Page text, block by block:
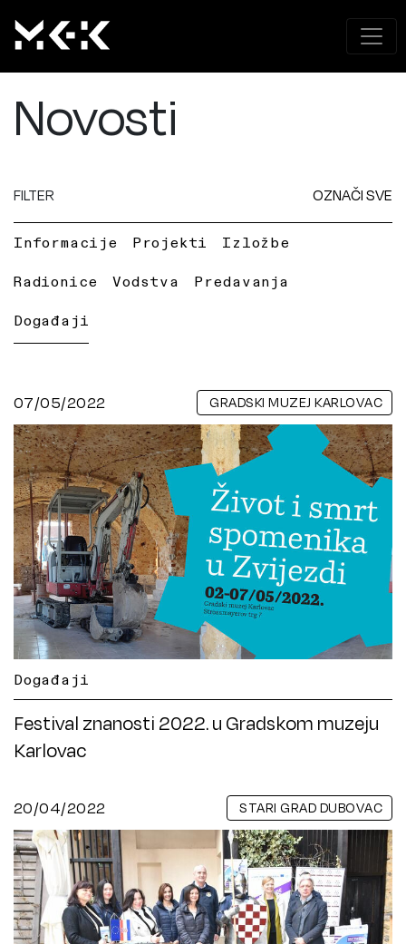
Novosti
FILTER OZNAČI SVE
Informacije Projekti Izložbe
Radionice Vodstva Predavanja
Događaji
07/05/2022 GRADSKI MUZEJ KARLOVAC
Događaji
Festival znanosti 2022. u Gradskom muzeju
Karlovac
20/04/2022 STARI GRAD DUBOVAC